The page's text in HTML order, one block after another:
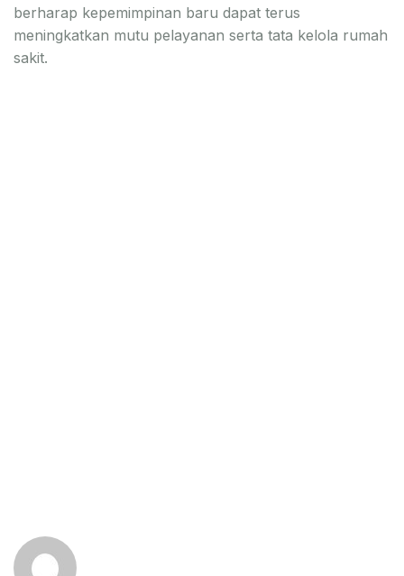
berharap kepemimpinan baru dapat terus
meningkatkan mutu pelayanan serta tata kelola rumah
sakit.